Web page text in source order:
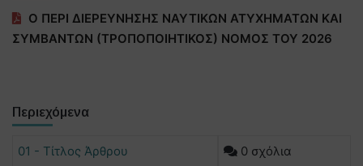
O ΠΕΡΙ ΔΙΕΡΕΥΝΗΣΗΣ ΝΑΥΤΙΚΩΝ ΑΤΥΧΗΜΑΤΩΝ ΚΑΙ
ΣΥΜΒΑΝΤΩΝ (ΤΡΟΠΟΠΟΙΗΤΙΚΟΣ) ΝΟΜΟΣ ΤΟΥ 2026
Περιεχόμενα
01 - Τίτλος Άρθρου 0 σχόλια